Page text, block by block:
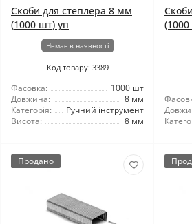
Скоби для степлера 8 мм
(1000 шт) уп
Немає в наявності
Код товару: 3389
Фасовка:
1000 шт
Довжина:
8 мм
Категорія:
Ручний інструмент
Висота:
8 мм
Продано